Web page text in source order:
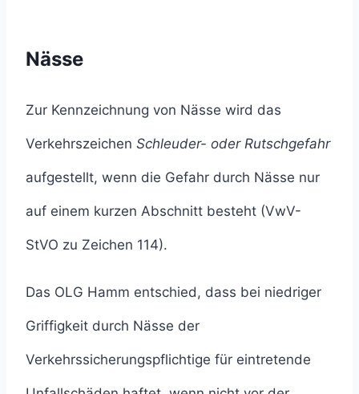
Nässe
Zur Kennzeichnung von Nässe wird das
Verkehrszeichen Schleuder- oder Rutschgefahr
aufgestellt, wenn die Gefahr durch Nässe nur
auf einem kurzen Abschnitt besteht (VwV-
StVO zu Zeichen 114).
Das OLG Hamm entschied, dass bei niedriger
Griffigkeit durch Nässe der
Verkehrssicherungspflichtige für eintretende